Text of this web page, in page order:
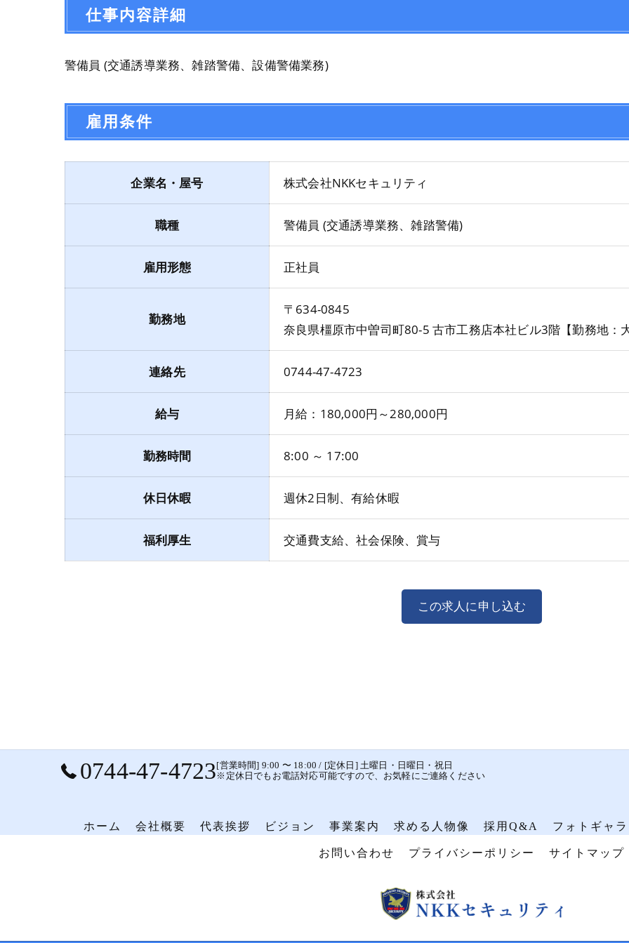
仕事内容詳細
警備員 (交通誘導業務、雑踏警備、設備警備業務)
雇用条件
企業名・屋号 株式会社NKKセキュリティ
職種 警備員 (交通誘導業務、雑踏警備)
雇用形態 正社員
勤務地
〒634-0845
奈良県橿原市中曽司町80-5 古市工務店本社ビル3階【勤務地：
連絡先 0744-47-4723
給与 月給：180,000円～280,000円
勤務時間 8:00 ～ 17:00
休日休暇 週休2日制、有給休暇
福利厚生 交通費支給、社会保険、賞与
この求人に申し込む
0744-47-4723 [営業時間] 9:00 〜 18:00 / [定休日] 土曜日・日曜日・祝日
※定休日でもお電話対応可能ですので、お気軽にご連絡ください
ホーム 会社概要 代表挨拶 ビジョン 事業案内 求める人物像 採用Q&A フォトギャ
お問い合わせ プライバシーポリシー サイトマップ